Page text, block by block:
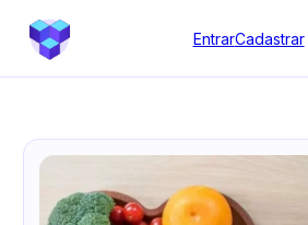
EntrarCadastrar